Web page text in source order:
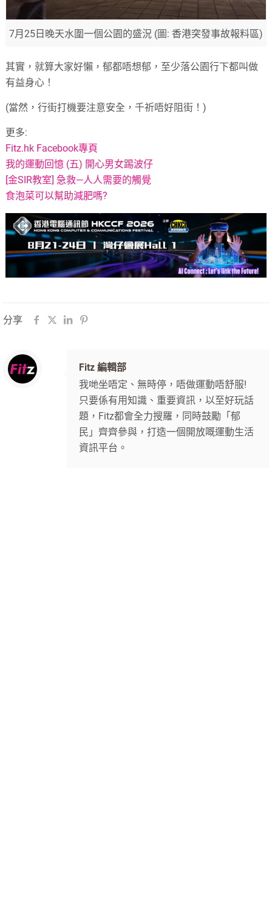
7月25日晚天水圍一個公園的盛況 (圖: 香港突發事故報料區)
其實，就算大家好懶，郁都唔想郁，至少落公園行下都叫做
有益身心！
(當然，行街打機要注意安全，千祈唔好阻街！)
更多:
Fitz.hk Facebook專頁
我的運動回憶 (五) 開心男女踢波仔
[金SIR教室] 急救—人人需要的觸覺
食泡菜可以幫助減肥嗎?
分享
Fitz 編輯部
我哋坐唔定、無時停，唔做運動唔舒服!
只要係有用知識、重要資訊，以至好玩話
題，Fitz都會全力搜羅，同時鼓勵「郁
民」齊齊參與，打造一個開放嘅運動生活
資訊平台。